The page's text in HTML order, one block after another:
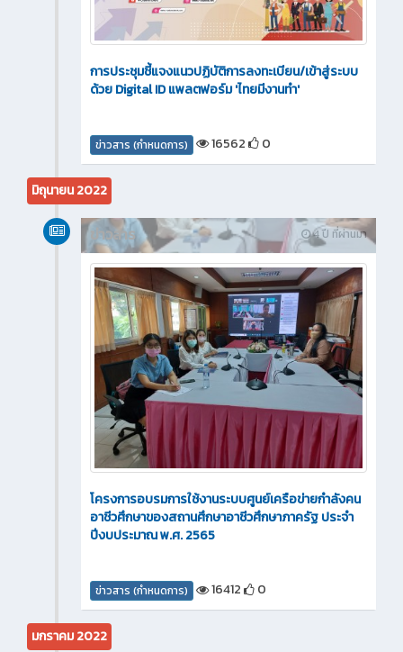
การประชุมชี้แจงแนวปฏิบัติการลงทะเบียน/เข้าสู่ระบบ
ด้วย Digital ID แพลตฟอร์ม 'ไทยมีงานทำ'
ข่าวสาร (กำหนดการ) 16562 0
มิถุนายน 2022
4 ปี ที่ผ่านมา
ข่าวสาร
โครงการอบรมการใช้งานระบบศูนย์เครือข่ายกำลังคน
อาชีวศึกษาของสถานศึกษาอาชีวศึกษาภาครัฐ ประจำ
ปีงบประมาณ พ.ศ. 2565
ข่าวสาร (กำหนดการ) 16412 0
มกราคม 2022